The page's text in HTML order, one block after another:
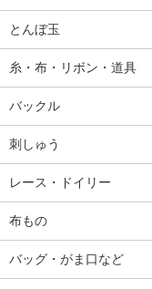
とんぼ玉
糸・布・リボン・道具
バックル
刺しゅう
レース・ドイリー
布もの
バッグ・がま口など